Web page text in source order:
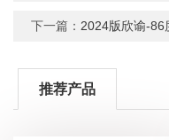
下一篇：2024版欣谕-86度小容
推荐产品